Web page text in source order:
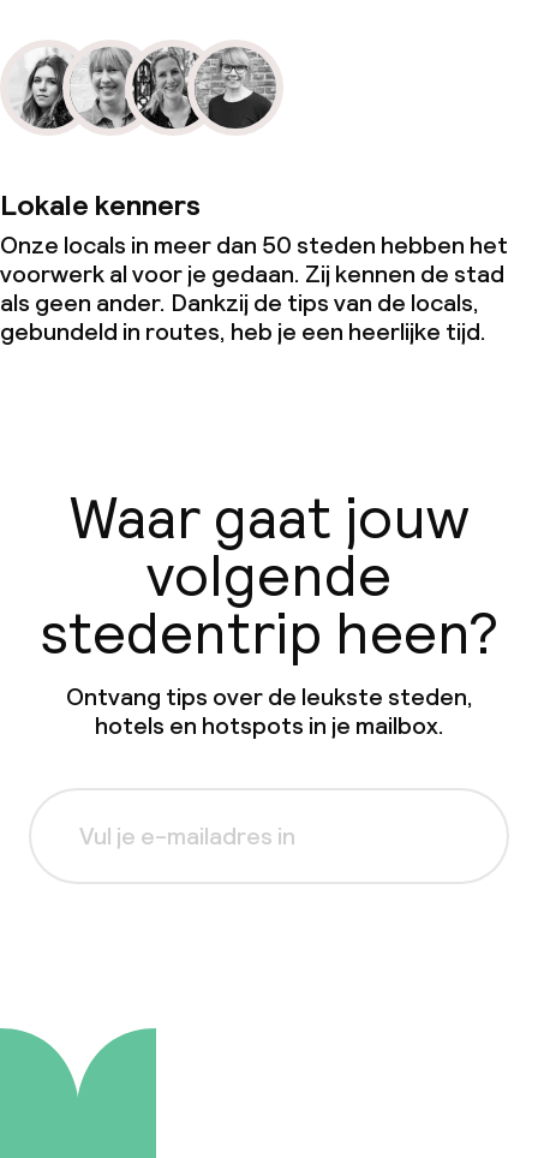
Lokale kenners
Onze locals in meer dan 50 steden hebben het
voorwerk al voor je gedaan. Zij kennen de stad
als geen ander. Dankzij de tips van de locals,
gebundeld in routes, heb je een heerlijke tijd.
Waar gaat jouw
volgende
stedentrip heen?
Ontvang tips over de leukste steden,
hotels en hotspots in je mailbox.